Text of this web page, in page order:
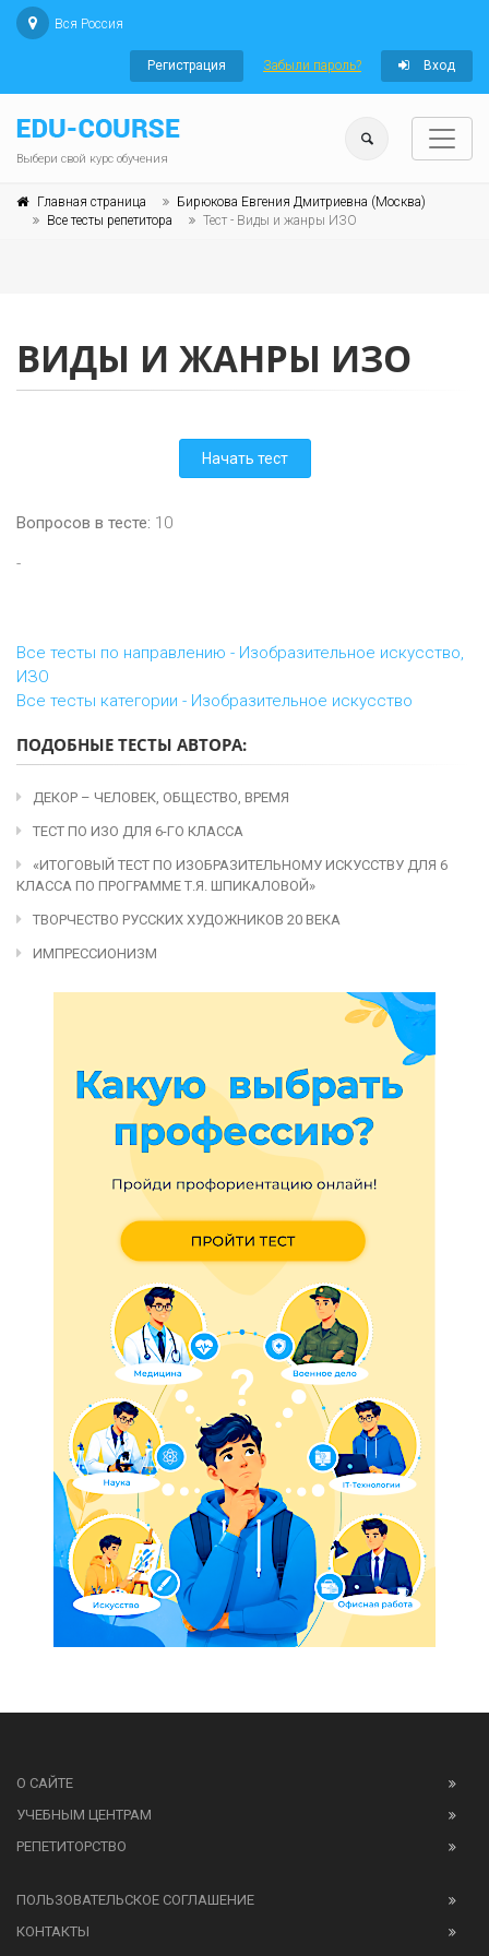
Вся Россия
Регистрация Забыли пароль? Вход
Выбери свой курс обучения
Главная страница
Бирюкова Евгения Дмитриевна (Москва)
Все тесты репетитора
Тест - Виды и жанры ИЗО
ВИДЫ И ЖАНРЫ ИЗО
Начать тест
Вопросов в тесте: 10
-
Все тесты по направлению - Изобразительное искусство,
ИЗО
Все тесты категории - Изобразительное искусство
ПОДОБНЫЕ ТЕСТЫ АВТОРА:
ДЕКОР – ЧЕЛОВЕК, ОБЩЕСТВО, ВРЕМЯ
ТЕСТ ПО ИЗО ДЛЯ 6-ГО КЛАССА
«ИТОГОВЫЙ ТЕСТ ПО ИЗОБРАЗИТЕЛЬНОМУ ИСКУССТВУ ДЛЯ 6
КЛАССА ПО ПРОГРАММЕ Т.Я. ШПИКАЛОВОЙ»
ТВОРЧЕСТВО РУССКИХ ХУДОЖНИКОВ 20 ВЕКА
ИМПРЕССИОНИЗМ
О САЙТЕ
УЧЕБНЫМ ЦЕНТРАМ
РЕПЕТИТОРСТВО
ПОЛЬЗОВАТЕЛЬСКОЕ СОГЛАШЕНИЕ
КОНТАКТЫ